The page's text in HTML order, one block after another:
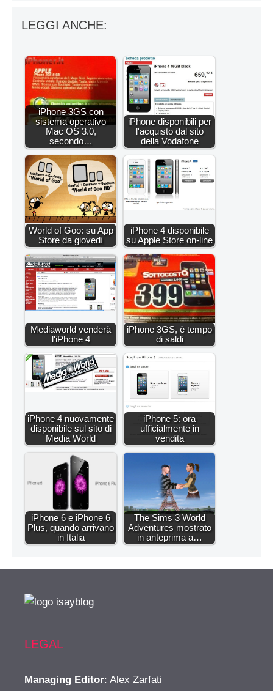
LEGGI ANCHE:
iPhone 3GS con
sistema operativo
Mac OS 3.0,
secondo…
iPhone disponibili per
l'acquisto dal sito
della Vodafone
World of Goo: su App
Store da giovedì
iPhone 4 disponibile
su Apple Store on-line
Mediaworld venderà
l'iPhone 4
iPhone 3GS, è tempo
di saldi
iPhone 4 nuovamente
disponibile sul sito di
Media World
iPhone 5: ora
ufficialmente in
vendita
iPhone 6 e iPhone 6
Plus, quando arrivano
in Italia
The Sims 3 World
Adventures mostrato
in anteprima a…
LEGAL
Managing Editor: Alex Zarfati